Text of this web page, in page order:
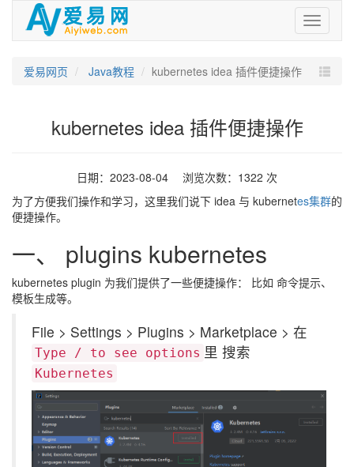
爱
易
爱易网页
Java教程 kubernetes idea 插件便捷操作
kubernetes idea 插件便捷操作
日期：2023-08-04 浏览次数：1322 次
为了方便我们操作和学习，这里我们说下 idea 与 kubernetes集群的
便捷操作。
一、 plugins kubernetes
kubernetes plugin 为我们提供了一些便捷操作： 比如 命令提示、
模板生成等。
File > Settings > Plugins > Marketplace > 在
Type / to see options 里 搜索
Kubernetes